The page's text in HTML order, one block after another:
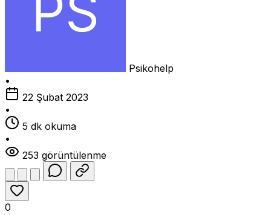
Psikohelp
•
22 Şubat 2023
•
5 dk okuma
•
253 görüntülenme
0